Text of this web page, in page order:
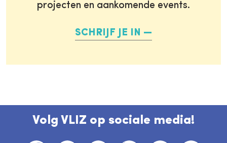
projecten en aankomende events.
SCHRIJF JE IN
Volg VLIZ op sociale media!